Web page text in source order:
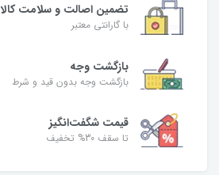
تضمین اصالت و سلامت کالا
با گارانتی معتبر
بازگشت وجه
بازگشت وجه بدون قید و شرط
قیمت شگفت‌انگیز
تا سقف 30% تخفیف